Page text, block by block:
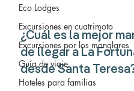
Eco Lodges
Excursiones en cuatrimoto
Excursiones por los manglares
Guía de viaje
Hoteles para familias
¿Cuál es la mejor
de llegar a La
desde Santa